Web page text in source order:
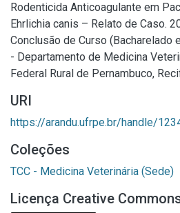
Rodenticida Anticoagulante em
Ehrlichia canis – Relato de Caso.
Conclusão de Curso (Bacharelado
- Departamento de Medicina
Federal Rural de Pernambuco,
URI
https://arandu.ufrpe.br/handle/
Coleções
TCC - Medicina Veterinária (Sede)
Licença Creative